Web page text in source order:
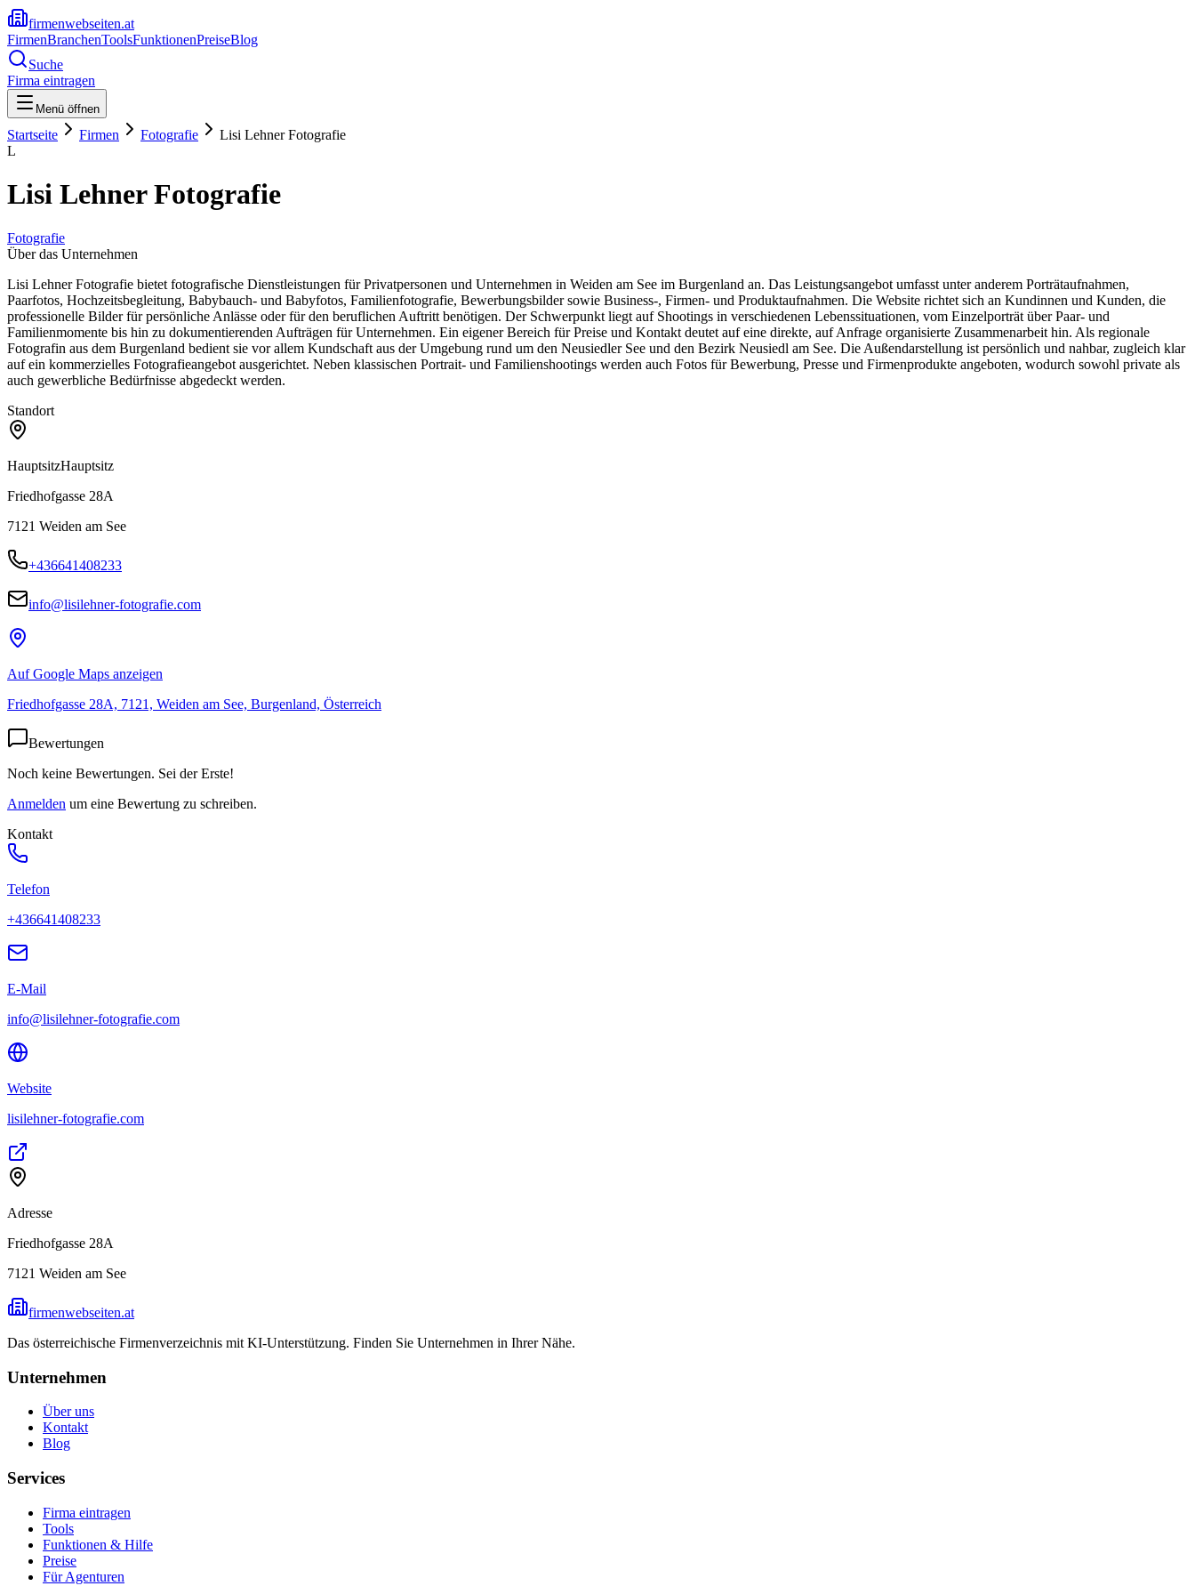
firmenwebseiten.at
FirmenBranchenToolsFunktionenPreiseBlog
Suche
Firma eintragen
Menü öffnen
Startseite Firmen Fotografie
Lisi Lehner Fotografie
L
Lisi Lehner Fotografie
Fotografie
Über das Unternehmen
Lisi Lehner Fotografie bietet fotografische Dienstleistungen für Privatpersonen und Unternehmen in Weiden am See im Burgenland an. Das Leistungsangebot umfasst unter anderem Porträtaufnahmen,
Paarfotos, Hochzeitsbegleitung, Babybauch- und Babyfotos, Familienfotografie, Bewerbungsbilder sowie Business-, Firmen- und Produktaufnahmen. Die Website richtet sich an Kundinnen und Kunden, die
professionelle Bilder für persönliche Anlässe oder für den beruflichen Auftritt benötigen. Der Schwerpunkt liegt auf Shootings in verschiedenen Lebenssituationen, vom Einzelporträt über Paar- und
Familienmomente bis hin zu dokumentierenden Aufträgen für Unternehmen. Ein eigener Bereich für Preise und Kontakt deutet auf eine direkte, auf Anfrage organisierte Zusammenarbeit hin. Als regionale
Fotografin aus dem Burgenland bedient sie vor allem Kundschaft aus der Umgebung rund um den Neusiedler See und den Bezirk Neusiedl am See. Die Außendarstellung ist persönlich und nahbar, zugleich klar
auf ein kommerzielles Fotografieangebot ausgerichtet. Neben klassischen Portrait- und Familienshootings werden auch Fotos für Bewerbung, Presse und Firmenprodukte angeboten, wodurch sowohl private als
auch gewerbliche Bedürfnisse abgedeckt werden.
Standort
HauptsitzHauptsitz
Friedhofgasse 28A
7121 Weiden am See
+436641408233
info@lisilehner-fotografie.com
Auf Google Maps anzeigen
Friedhofgasse 28A, 7121, Weiden am See, Burgenland, Österreich
Bewertungen
Noch keine Bewertungen. Sei der Erste!
Anmelden um eine Bewertung zu schreiben.
Kontakt
Telefon
+436641408233
E-Mail
info@lisilehner-fotografie.com
Website
lisilehner-fotografie.com
Adresse
Friedhofgasse 28A
7121 Weiden am See
firmenwebseiten.at
Das österreichische Firmenverzeichnis mit KI-Unterstützung. Finden Sie Unternehmen in Ihrer Nähe.
Unternehmen
Über uns
Kontakt
Blog
Services
Firma eintragen
Tools
Funktionen & Hilfe
Preise
Für Agenturen